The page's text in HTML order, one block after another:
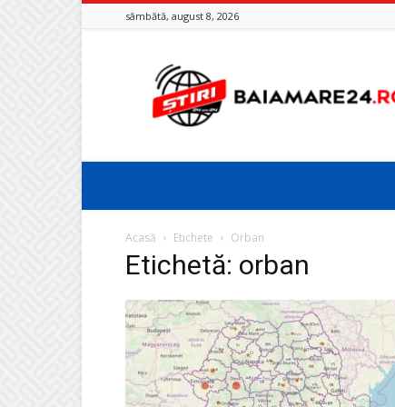
sâmbătă, august 8, 2026
Baia
Mare
24
Acasă Etichete Orban
Etichetă: orban